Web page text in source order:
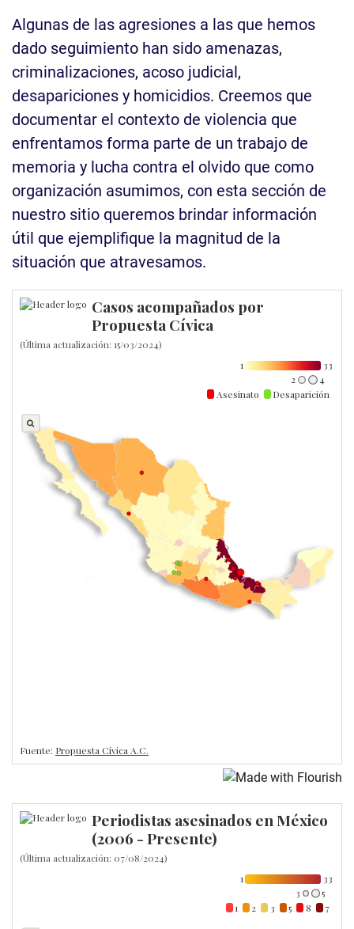
Algunas de las agresiones a las que hemos
dado seguimiento han sido amenazas,
criminalizaciones, acoso judicial,
desapariciones y homicidios. Creemos que
documentar el contexto de violencia que
enfrentamos forma parte de un trabajo de
memoria y lucha contra el olvido que como
organización asumimos, con esta sección de
nuestro sitio queremos brindar información
útil que ejemplifique la magnitud de la
situación que atravesamos.